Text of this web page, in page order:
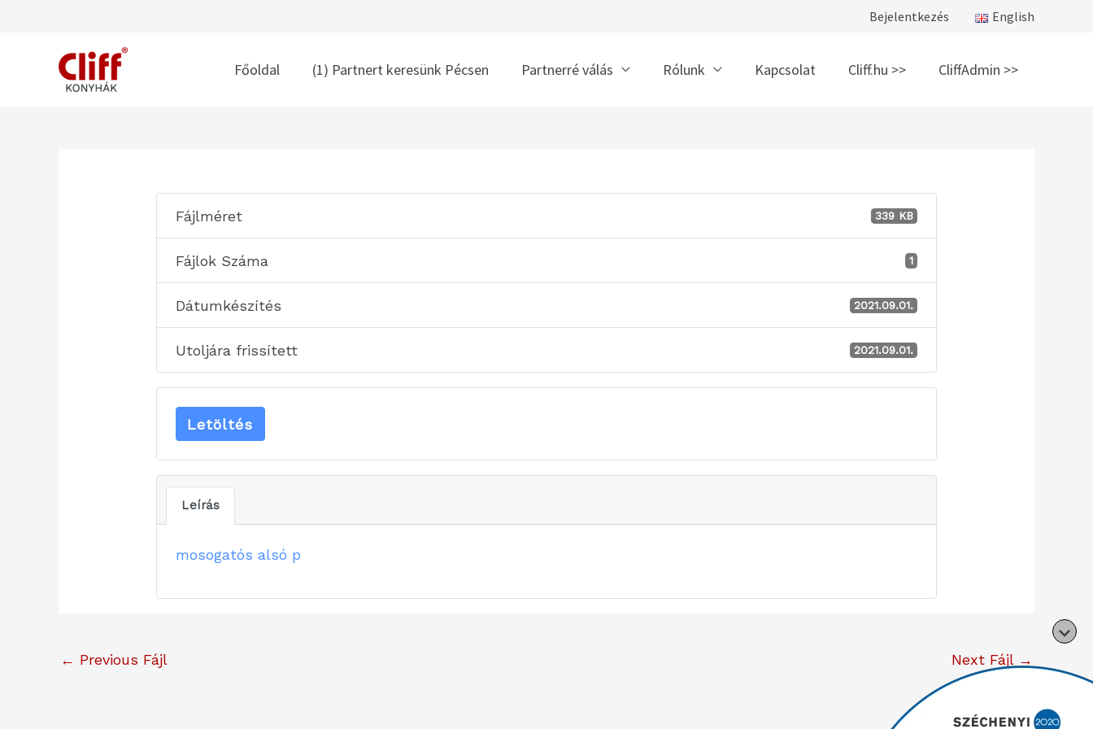
Bejelentkezés English
Főoldal (1) Partnert keresünk Pécsen Partnerré válás Rólunk Kapcsolat Cliff.hu >> CliffAdmin >>
Fájlméret 339 KB
Fájlok Száma 1
Dátumkészítés 2021.09.01.
Utoljára frissített 2021.09.01.
Letöltés
Leírás
mosogatós alsó p
← Previous Fájl Next Fájl →